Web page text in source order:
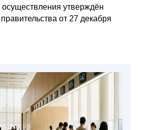
утверждён
от 27 декабря